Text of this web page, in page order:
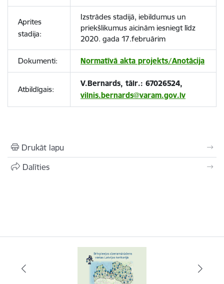
Aprites
stadija:
Izstrādes stadijā, iebildumus un
priekšlikumus aicinām iesniegt līdz
2020. gada 17.februārim
Dokumenti: Normatīvā akta projekts/Anotācija
Atbildīgais:
V.Bernards, tālr.: 67026524,
vilnis.bernards@varam.gov.lv
Drukāt lapu
Dalīties